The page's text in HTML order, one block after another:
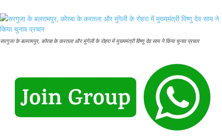
सरगुजा के बलरामपुर, कोरबा के करतला और मुंगेली के रोहरा में मुख्यमंत्री विष्णु देव साय ने किया चुनाव प्रचार